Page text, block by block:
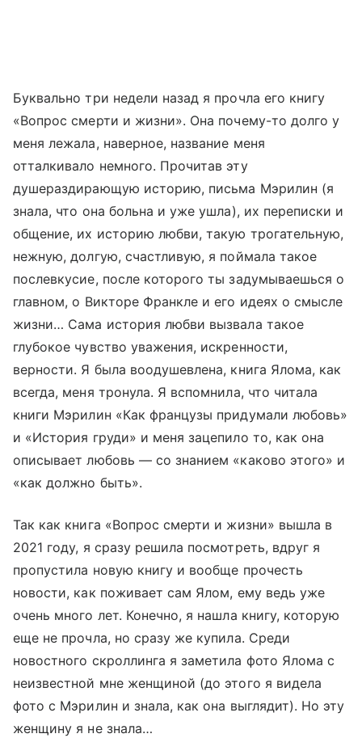
Буквально три недели назад я прочла его книгу
«Вопрос смерти и жизни». Она почему-то долго у
меня лежала, наверное, название меня
отталкивало немного. Прочитав эту
душераздирающую историю, письма Мэрилин (я
знала, что она больна и уже ушла), их переписки и
общение, их историю любви, такую трогательную,
нежную, долгую, счастливую, я поймала такое
послевкусие, после которого ты задумываешься о
главном, о Викторе Франкле и его идеях о смысле
жизни… Сама история любви вызвала такое
глубокое чувство уважения, искренности,
верности. Я была воодушевлена, книга Ялома, как
всегда, меня тронула. Я вспомнила, что читала
книги Мэрилин «Как французы придумали любовь»
и «История груди» и меня зацепило то, как она
описывает любовь — со знанием «каково этого» и
«как должно быть».
Так как книга «Вопрос смерти и жизни» вышла в
2021 году, я сразу решила посмотреть, вдруг я
пропустила новую книгу и вообще прочесть
новости, как поживает сам Ялом, ему ведь уже
очень много лет. Конечно, я нашла книгу, которую
еще не прочла, но сразу же купила. Среди
новостного скроллинга я заметила фото Ялома с
неизвестной мне женщиной (до этого я видела
фото с Мэрилин и знала, как она выглядит). Но эту
женщину я не знала…